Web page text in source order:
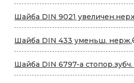
Шайба DIN 9021
Шайба DIN 433 уменьш. нерж.
Шайба DIN 6797-a